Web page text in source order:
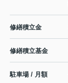
修繕積立金
修繕積立基金
駐車場 / 月額